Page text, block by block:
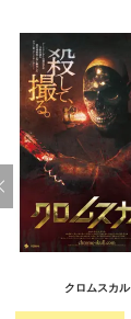
クロムスカル